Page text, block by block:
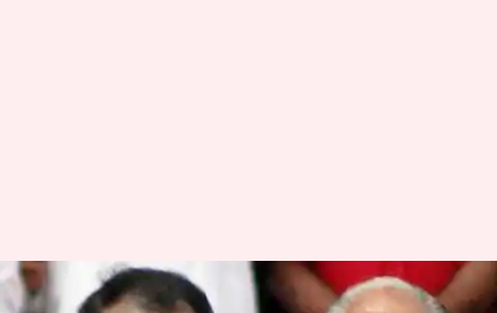
क्या था भाजपा का 'ऑपरेशन लोटस'